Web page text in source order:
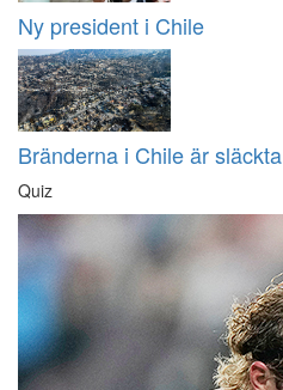
Ny president i Chile
Bränderna i Chile är släckta
Quiz